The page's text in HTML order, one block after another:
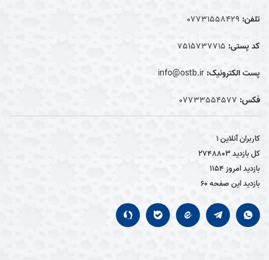
تلفن: 07731558429
کد پستی: 7515737715
پست الکترونیک: info@ostb.ir
فکس: 07733554577
کاربران آنلاین1
کل بازدید2748803
بازدید امروز 1154
بازدید این صفحه60